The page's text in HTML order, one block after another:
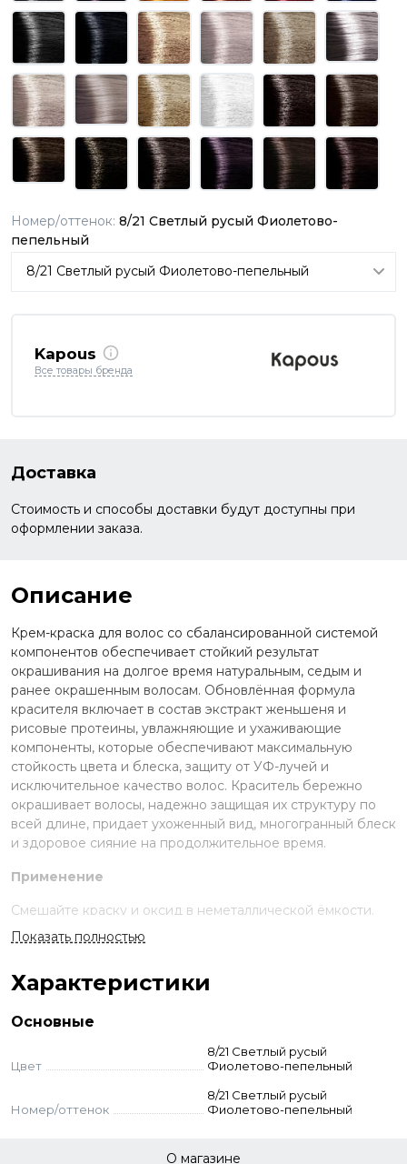
Номер/оттенок: 8/21 Светлый русый Фиолетово-
пепельный
Kapous
Все товары бренда
Доставка
Стоимость и способы доставки будут доступны при
оформлении заказа.
Описание
Крем-краска для волос со сбалансированной системой
компонентов обеспечивает стойкий результат
окрашивания на долгое время натуральным, седым и
ранее окрашенным волосам. Обновлённая формула
красителя включает в состав экстракт женьшеня и
рисовые протеины, увлажняющие и ухаживающие
компоненты, которые обеспечивают максимальную
стойкость цвета и блеска, защиту от УФ-лучей и
исключительное качество волос. Краситель бережно
окрашивает волосы, надежно защищая их структуру по
всей длине, придает ухоженный вид, многогранный блеск
и здоровое сияние на продолжительное время.
Применение
Смешайте краску и оксид в неметаллической ёмкости.
Нанесите на волосы, выдержите указанное время.
Смойте с шампунем и кондиционером для окрашенных
Стандартное окрашивание:
Тонирование:
Суперосветление:
краситель + оксид 9–12% (пропорция
тонов — 9% оксид, до 3–4 тонов — 12% оксид.
Корректоры:
стандартно. Корректоры самостоятельно не
Показать полностью
Характеристики
Основные
Цвет
8/21 Светлый русый
Фиолетово-пепельный
Номер/оттенок
8/21 Светлый русый
Фиолетово-пепельный
О магазине